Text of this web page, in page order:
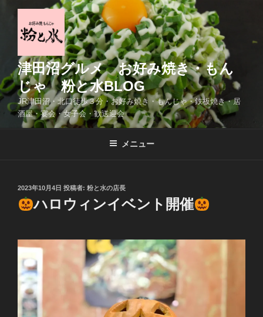
へ
ス
キ
津田沼グルメ お好み焼き・もん
じゃ 粉と水BLOG
JR津田沼・北口徒歩３分・お好み焼き・もんじゃ・鉄板焼き・居
酒屋・宴会・女子会・歓送迎会
メニュー
投
稿
日:
2023年10月4日 投稿者: 粉と水の店長
ハロウィンイベント開催